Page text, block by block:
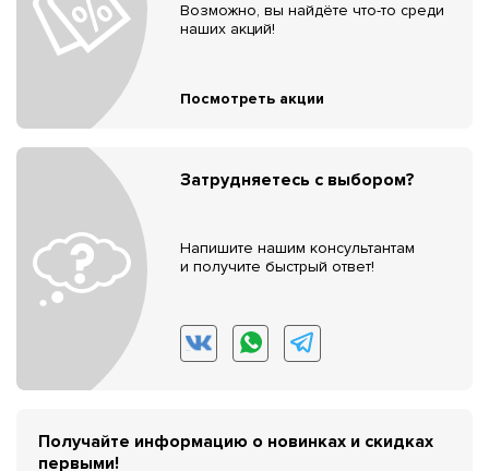
Возможно, вы найдёте что-то среди
наших акций!
Посмотреть акции
Затрудняетесь с выбором?
Напишите нашим консультантам
и получите быстрый ответ!
Получайте информацию о новинках и скидках
первыми!